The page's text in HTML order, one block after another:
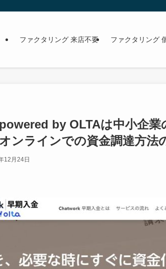
ファクタリング 来店不要 ファクタリング
by OLTAは中小企業
ンラインでの資金調達方法
12月24日